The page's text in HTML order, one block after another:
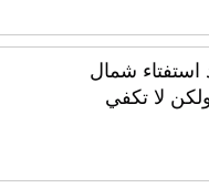
استفتاء شمال
لا تكفي